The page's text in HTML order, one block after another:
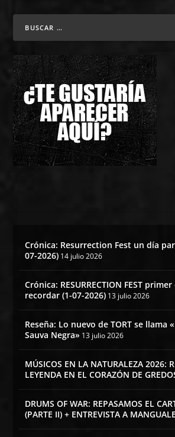
Crónica: Resurrection Fest un día
07-2026) 14 julio 2026
Crónica: RESURRECTION FEST
recordar (1-07-2026) 13 julio 2026
Reseña: Lo nuevo de TORT se llama
Sauva Negra» 13 julio 2026
MÚSICOS EN LA NATURALEZA 2026:
LEYENDA EN EL CORAZÓN DE
DRUMS OF WAR: REPASAMOS EL
(PARTE II) + ENTREVISTA A